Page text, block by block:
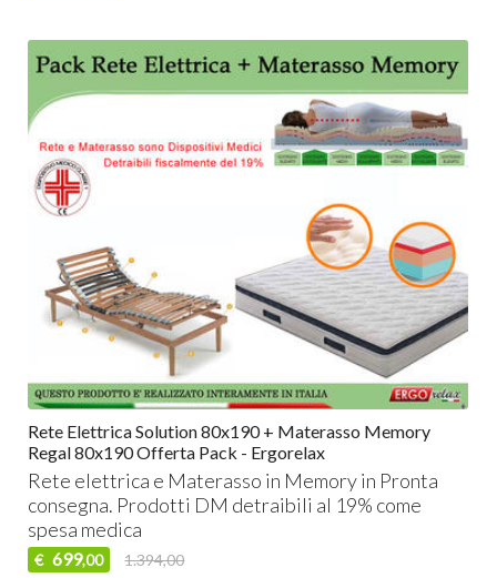
Rete Elettrica Solution 80x190 + Materasso Memory
Regal 80x190 Offerta Pack - Ergorelax
Rete elettrica e Materasso in Memory in Pronta
consegna. Prodotti DM detraibili al 19% come
spesa medica
€ 699,00 1.394,00